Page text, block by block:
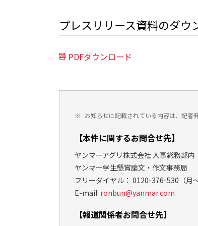
プレスリリース資料のダウ
PDFダウンロード
※ お知らせに記載されている内容は、記者
【本件に関するお問合せ先】
ヤンマーアグリ株式会社 人事総務部内
ヤンマー学生懸賞論文・作文事務局
フリーダイヤル： 0120-376-530（月
E-mail: ronbun@yanmar.com
【報道関係者お問合せ先】